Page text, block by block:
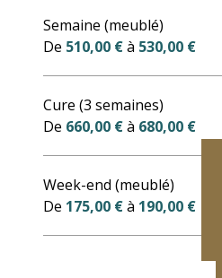
Semaine (meublé)
De 510,00 €à 530,00 €
Cure (3 semaines)
De 660,00 €à 680,00 €
Week-end (meublé)
De 175,00 €à 190,00 €